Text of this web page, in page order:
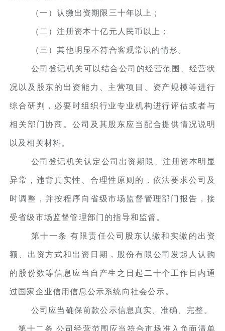
（一）认缴出资期限三十年以上；
（二）注册资本十亿元人民币以上；
（三）其他明显不符合客观常识的情形。
公司登记机关可以结合公司的经营范围、经营状
况以及股东的出资能力、主营项目、资产规模等进行
综合研判，必要时组织行业专业机构进行评估或者与
相关部门协商。公司及其股东应当配合提供情况说明
以及相关材料。
公司登记机关认定公司出资期限、注册资本明显
异常，违背真实性、合理性原则的，依法要求公司及
时调整，并按程序向省级市场监督管理部门报告，接
受省级市场监督管理部门的指导和监督。
第十一条 有限责任公司股东认缴和实缴的出资
额、出资方式和出资日期，股份有限公司发起人认购
的股份数等信息应当自产生之日起二十个工作日内通
过国家企业信用信息公示系统向社会公示。
公司应当确保前款公示信息真实、准确、完整。
第十二条 公司经营范围应当符合市场准入负面清单